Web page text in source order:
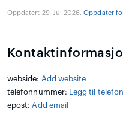
Oppdatert 29. Jul 2026.Oppdater
webside: Add website
telefonnummer:
Legg til
epost: Add email